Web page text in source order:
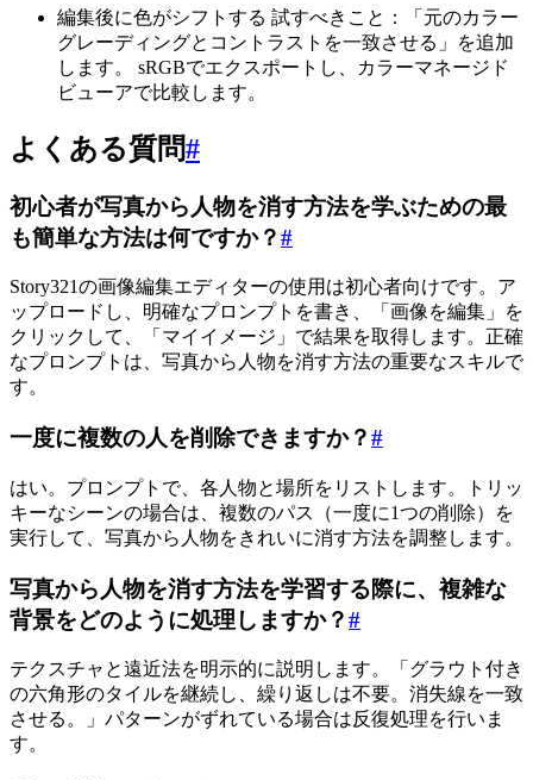
編集後に色がシフトする 試すべきこと：「元のカラー
グレーディングとコントラストを一致させる」を追加
します。 sRGBでエクスポートし、カラーマネージド
ビューアで比較します。
よくある質問#
初心者が写真から人物を消す方法を学ぶための最
も簡単な方法は何ですか？#
Story321の画像編集エディターの使用は初心者向けです。ア
ップロードし、明確なプロンプトを書き、「画像を編集」を
クリックして、「マイイメージ」で結果を取得します。正確
なプロンプトは、写真から人物を消す方法の重要なスキルで
す。
一度に複数の人を削除できますか？#
はい。プロンプトで、各人物と場所をリストします。トリッ
キーなシーンの場合は、複数のパス（一度に1つの削除）を
実行して、写真から人物をきれいに消す方法を調整します。
写真から人物を消す方法を学習する際に、複雑な
背景をどのように処理しますか？#
テクスチャと遠近法を明示的に説明します。「グラウト付き
の六角形のタイルを継続し、繰り返しは不要。消失線を一致
させる。」パターンがずれている場合は反復処理を行いま
す。